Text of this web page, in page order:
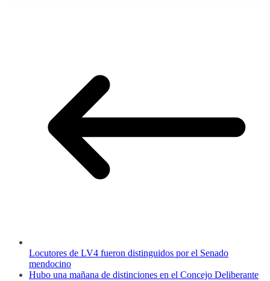
Locutores de LV4 fueron distinguidos por el Senado
mendocino
Hubo una mañana de distinciones en el Concejo Deliberante